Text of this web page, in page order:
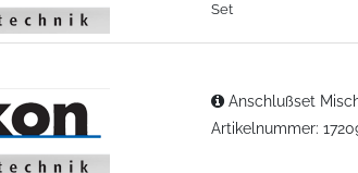
Set
Anschlußset
Artikelnummer: